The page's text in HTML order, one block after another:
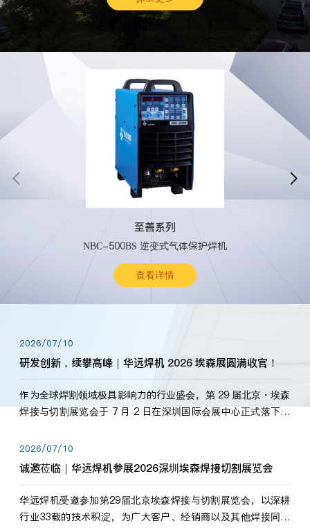
至善系列
NBC-500BS 逆变式气体保护焊机
查看详情
 
2026/07/10
研发创新，续攀高峰｜华远焊机 2026 埃森展圆满收官！
作为全球焊割领域极具影响力的行业盛会，第 29 届北京・埃森
焊接与切割展览会于 7 月 2 日在深圳国际会展中心正式落下帷
标准，持之以恒研发新产品、新技术。新老客户、行业伙伴、
海内外客户为目睹公司发布的新产…
2026/07/10
诚邀莅临｜华远焊机参展2026深圳埃森焊接切割展览会
华远焊机受邀参加第29届北京埃森焊接与切割展览会，以深耕
行业33载的技术积淀，为广大客户、经销商以及其他焊接同仁